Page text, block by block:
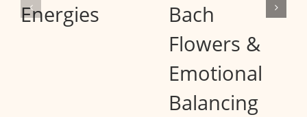
Energies
Bach
Flowers &
Emotional
Balancing